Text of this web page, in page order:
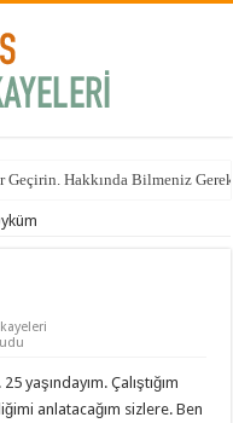
Geçirin. Hakkında Bilmeniz
yaşındayım. Çalıştığım
anlatacağım sizlere. Ben